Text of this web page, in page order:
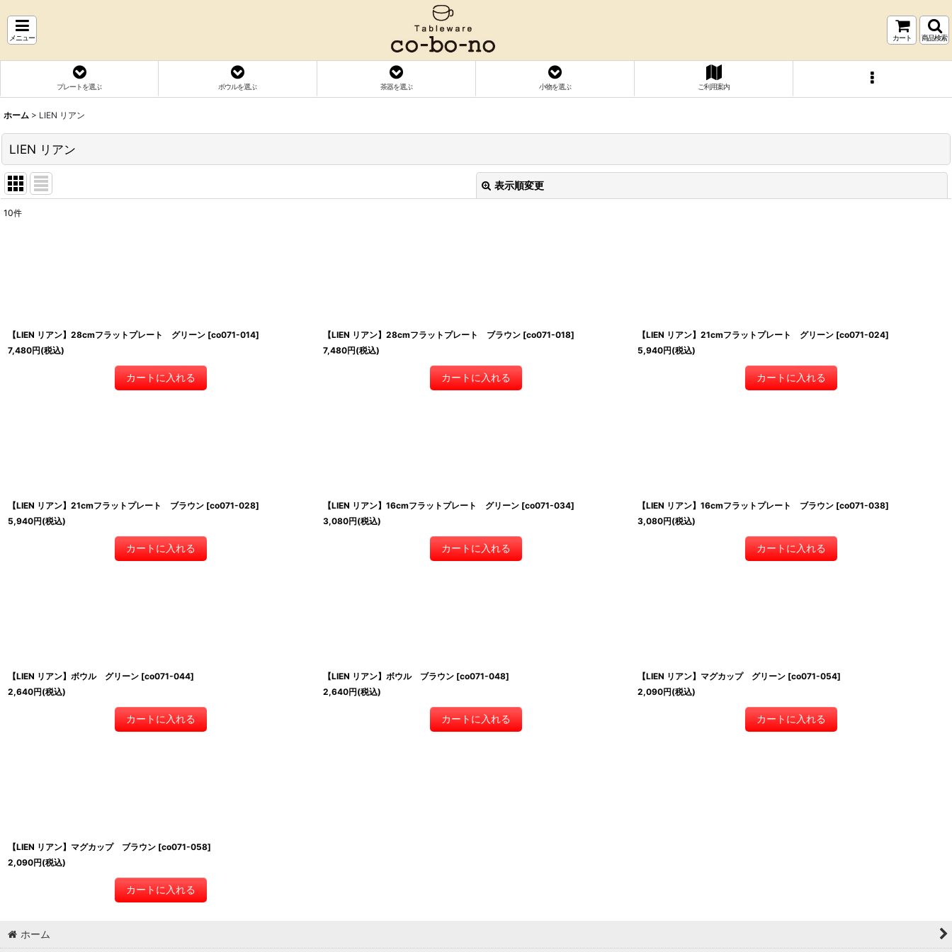
メニュー カート 商品検索
プレートを選ぶ ボウルを選ぶ 茶器を選ぶ 小物を選ぶ ご利用案内
ホーム > LIEN リアン
LIEN リアン
表示順変更
10件
【LIEN リアン】28cmフラットプレート グリーン [co071-014]
7,480円(税込)
カートに入れる
【LIEN リアン】28cmフラットプレート ブラウン [co071-018]
7,480円(税込)
カートに入れる
【LIEN リアン】21cmフラットプレート グリーン [co071-024]
5,940円(税込)
カートに入れる
【LIEN リアン】21cmフラットプレート ブラウン [co071-028]
5,940円(税込)
カートに入れる
【LIEN リアン】16cmフラットプレート グリーン [co071-034]
3,080円(税込)
カートに入れる
【LIEN リアン】16cmフラットプレート ブラウン [co071-038]
3,080円(税込)
カートに入れる
【LIEN リアン】ボウル グリーン [co071-044]
2,640円(税込)
カートに入れる
【LIEN リアン】ボウル ブラウン [co071-048]
2,640円(税込)
カートに入れる
【LIEN リアン】マグカップ グリーン [co071-054]
2,090円(税込)
カートに入れる
【LIEN リアン】マグカップ ブラウン [co071-058]
2,090円(税込)
カートに入れる
ホーム